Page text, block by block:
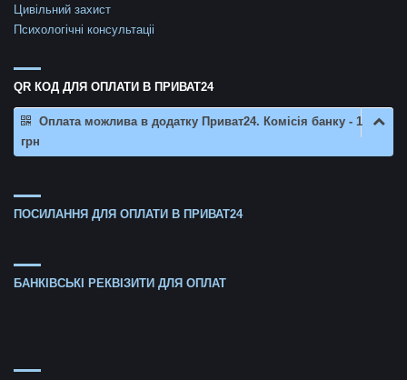
Цивільний захист
Психологічні консультаціі
QR КОД ДЛЯ ОПЛАТИ В ПРИВАТ24
Оплата можлива в додатку Приват24. Комісія банку - 1
грн
ПОСИЛАННЯ ДЛЯ ОПЛАТИ В ПРИВАТ24
БАНКІВСЬКІ РЕКВІЗИТИ ДЛЯ ОПЛАТ